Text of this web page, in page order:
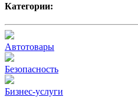
Категории:
Автотовары
Безопасность
Бизнес-услуги